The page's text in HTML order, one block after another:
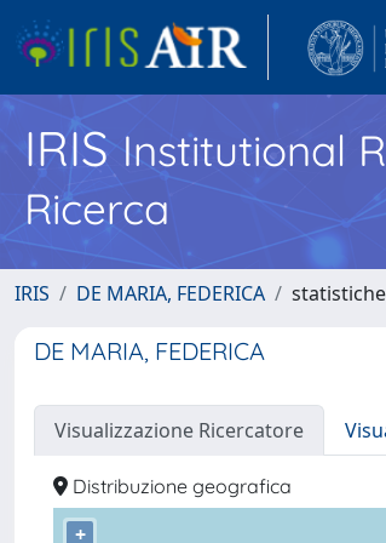
IRISInstitutional
Ricerca
IRIS DE MARIA, FEDERICA
DE MARIA, FEDERICA
Visualizzazione Ricercatore
Distribuzione geografica
+